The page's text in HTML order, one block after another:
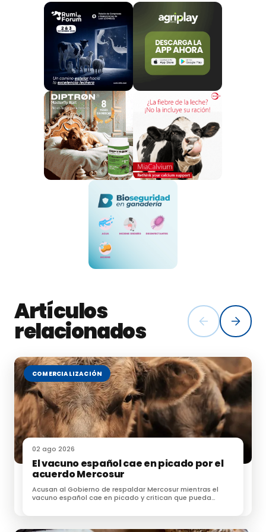
los ganaderos a unos45 euros
, en la carnicería
“el consumidor lo está pagando a 98 o a más de 100
Ha especificado que
“esa gente que está
vendiendo estos animales a esos precios, luego van a
venir con precios ridículos, de 10 o 15 euros por un
cabrito”,
ya que, para entonces, estos animales
habrán crecido.
A pesar del confinamiento,
esto no impide la labor
de pastoreo de García, que sigue sacando sus
animales al campo.
“La cabaña ganadera en España se está acabando
por no poner las cosas en su sitio, gana mucho
dinero el intermediario, el que lo produce no saca
prácticamente nada y están asfixiando al que
, ha subrayado.
Artículos
relacionados
COMERCIALIZACIÓN
02 ago 2026
El vacuno español cae en picado por el
acuerdo Mercosur
Acusan al Gobierno de respaldar Mercosur mientras el
vacuno español cae en picado y critican que pueda